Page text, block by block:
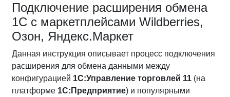
Подключение расширения обмена
1С с маркетплейсами Wildberries,
Озон, Яндекс.Маркет
Данная инструкция описывает процесс подключения
расширения для обмена данными между
конфигурацией 1С:Управление торговлей 11 (на
платформе 1С:Предприятие) и популярными